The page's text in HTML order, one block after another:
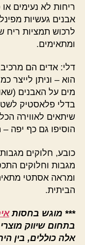
ריחות לא נעימים
אבנים געשיות
לרכוש תמציות ריח
ומתאימים.
דלי: אדים הם
הוא – וניתן לייצר
מים על האבנים
בדלי פלאסטיק
שיתאים לאווירה
הוסיפו גם כף יפה
כובע, חלוקים
מגבות וחלוקים
ומראה אסתטי
הביתית.
*** מוגש בחסות
בתחום שיווק
אלה כוללים, בין